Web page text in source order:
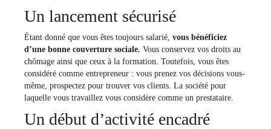
Un lancement sécurisé
Étant donné que vous êtes toujours salarié, vous bénéficiez
d’une bonne couverture sociale. Vous conservez vos droits au
chômage ainsi que ceux à la formation. Toutefois, vous êtes
considéré comme entrepreneur : vous prenez vos décisions vous-
même, prospectez pour trouver vos clients. La société pour
laquelle vous travaillez vous considère comme un prestataire.
Un début d’activité encadré